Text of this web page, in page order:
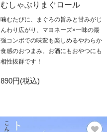
むしゃぶりまぐロール
噛むたびに、まぐろの旨みと甘みがじ
んわり広がり、マヨネーズ×一味の最
強コンボでの味変も楽しめるやわらか
食感のおつまみ。お酒にもおやつにも
相性抜群です！
890円(税込)